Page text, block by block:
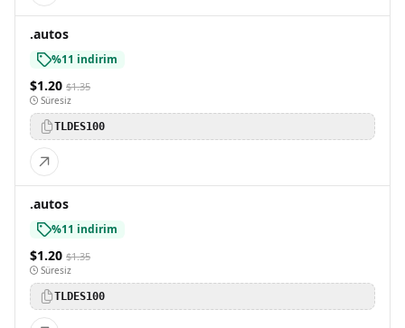
.autos
%11 indirim
$1.20 $1.35
Süresiz
TLDES100
.autos
%11 indirim
$1.20 $1.35
Süresiz
TLDES100